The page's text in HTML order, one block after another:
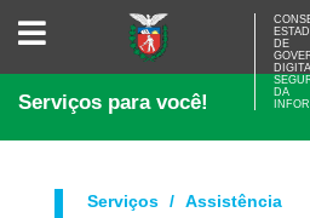
CONSELHO
ESTADUAL
GOVERNANÇA
E
DA
DE
DA
Serviços para você!
Serviços Assistência